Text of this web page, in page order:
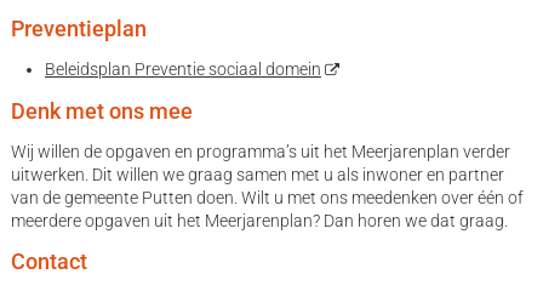
Preventieplan
Beleidsplan Preventie sociaal domein
Denk met ons mee
Wij willen de opgaven en programma’s uit het Meerjarenplan verder
uitwerken. Dit willen we graag samen met u als inwoner en partner
van de gemeente Putten doen. Wilt u met ons meedenken over één of
meerdere opgaven uit het Meerjarenplan? Dan horen we dat graag.
Contact